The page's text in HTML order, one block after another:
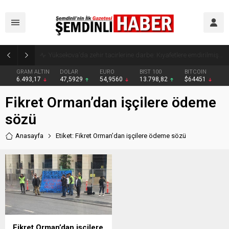
GRAM ALTIN
6.493,17
DOLAR
47,5929
EURO
54,9560
BIST 100
13.798,82
BITCOIN
$64451
Fikret Orman’dan işçilere ödeme
sözü
Anasayfa Etiket: Fikret Orman’dan işçilere ödeme sözü